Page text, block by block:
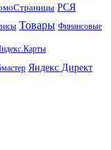
РСЯ
Товары Финансовые
Яндекс Директ